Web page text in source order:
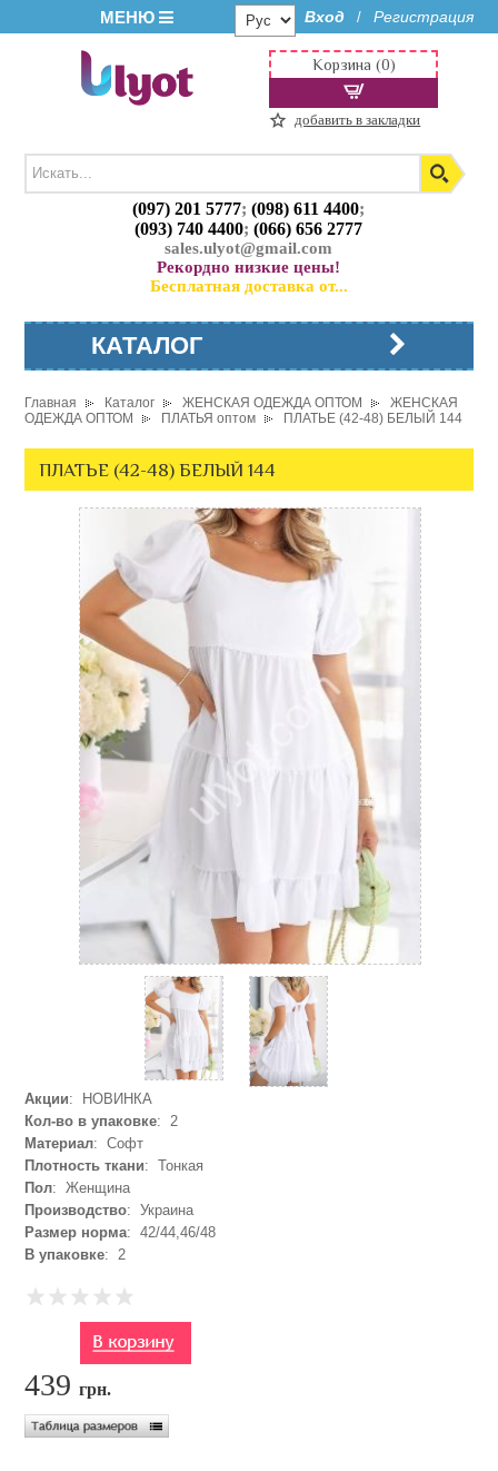
МЕНЮ Вход / Регистрация
(097) 201 5777;(098) 611 4400;
(093) 740 4400;(066) 656 2777
sales.ulyot@gmail.com
Рекордно низкие цены!
Бесплатная доставка от...
Корзина (0)
добавить в закладки
КАТАЛОГ
Главная Каталог ЖЕНСКАЯ ОДЕЖДА ОПТОМ
ЖЕНСКАЯ
ОДЕЖДА ОПТОМ
ПЛАТЬЯ оптом ПЛАТЬЕ (42-48) БЕЛЫЙ 144
ПЛАТЬЕ (42-48) БЕЛЫЙ 144
Акции: НОВИНКА
Кол-во в упаковке: 2
Материал: Софт
Плотность ткани: Тонкая
Пол: Женщина
Производство: Украина
Размер норма: 42/44,46/48
В упаковке: 2
439грн.